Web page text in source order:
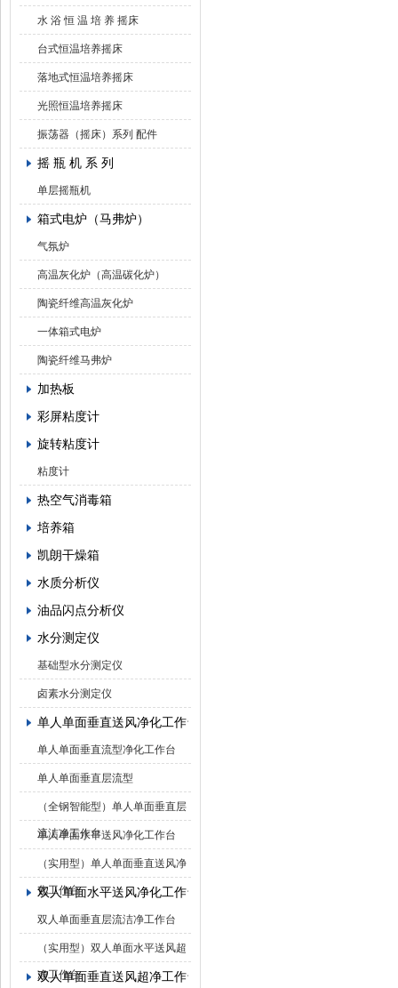
水 浴 恒 温 培 养 摇床
台式恒温培养摇床
落地式恒温培养摇床
光照恒温培养摇床
振荡器（摇床）系列 配件
摇 瓶 机 系 列
单层摇瓶机
箱式电炉（马弗炉）
气氛炉
高温灰化炉（高温碳化炉）
陶瓷纤维高温灰化炉
一体箱式电炉
陶瓷纤维马弗炉
加热板
彩屏粘度计
旋转粘度计
粘度计
热空气消毒箱
培养箱
凯朗干燥箱
水质分析仪
油品闪点分析仪
水分测定仪
基础型水分测定仪
卤素水分测定仪
单人单面垂直送风净化工作台
单人单面垂直流型净化工作台
单人单面垂直层流型
（全钢智能型）单人单面垂直层
流洁净工作台
单人单面水平送风净化工作台
（实用型）单人单面垂直送风净
化工作台
双人单面水平送风净化工作台
双人单面垂直层流洁净工作台
（实用型）双人单面水平送风超
净工作台
双人单面垂直送风超净工作台